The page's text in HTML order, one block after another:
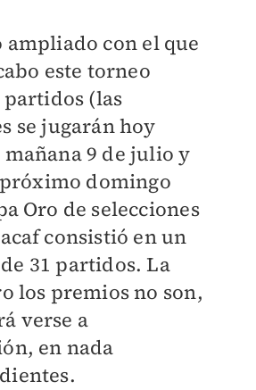
con el que
este torneo
(las
se jugarán hoy
mañana 9 de julio y
domingo
Oro de selecciones
consistió en un
31 partidos. La
los premios no son,
verse a
en nada